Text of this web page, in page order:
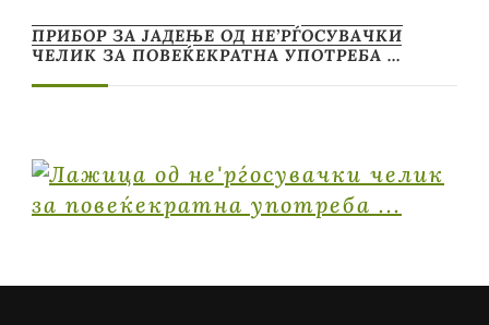
ПРИБОР ЗА ЈАДЕЊЕ ОД НЕ’РЃОСУВАЧКИ
ЧЕЛИК ЗА ПОВЕЌЕКРАТНА УПОТРЕБА …